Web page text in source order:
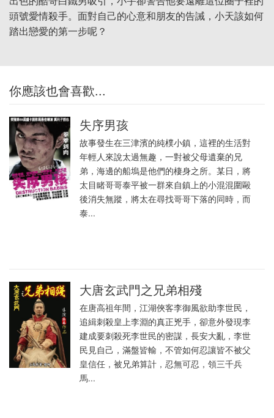
頭號愛情殺手。面對自己的心意和朋友的告誡，小天該如何
踏出戀愛的第一步呢？
你應該也會喜歡...
失序男孩
故事發生在三津濱的純樸小鎮，這裡的生活對
年輕人來說太過無趣，一對被父母遺棄的兄
弟，海邊的船塢是他們的棲身之所。某日，將
太目睹哥哥泰平被一群來自鎮上的小混混圍毆
後消失無蹤，將太在尋找哥哥下落的同時，而
泰...
大唐玄武門之兄弟相殘
在唐高祖年間，江湖俠客李御風欲助李世民，
追緝刺殺皇上李淵的真正兇手，卻意外發現李
建成要刺殺死李世民的密謀，長安大亂，李世
民見自己，滿盤皆輸，不管如何忍讓皆不被父
皇信任，被兄弟算計，忍無可忍，領三千兵
馬...